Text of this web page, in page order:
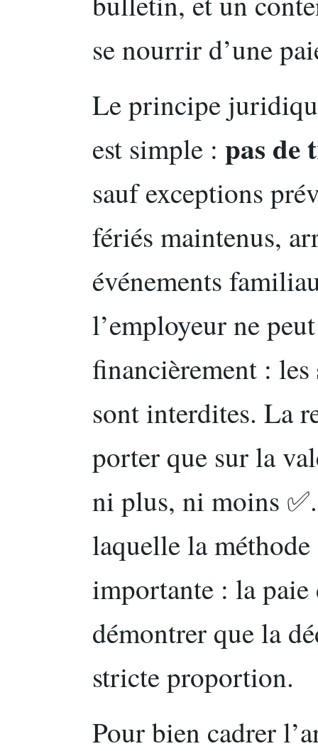
se nourrir d’une
Le principe
est simple : pas de
sauf exceptions
fériés maintenus,
événements
l’employeur ne
financièrement : les
sont interdites. La
porter que sur la
ni plus, ni moins
laquelle la
importante : la paie
démontrer que la
stricte proportion.
Pour bien cadrer